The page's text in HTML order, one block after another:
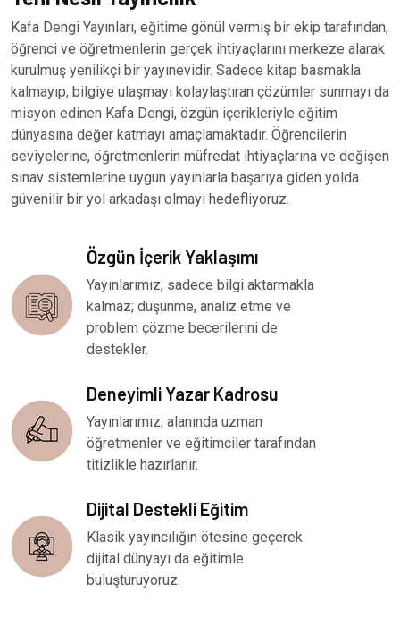
Kafa Dengi Yayınları, eğitime gönül vermiş bir ekip tarafından,
öğrenci ve öğretmenlerin gerçek ihtiyaçlarını merkeze alarak
kurulmuş yenilikçi bir yayınevidir. Sadece kitap basmakla
kalmayıp, bilgiye ulaşmayı kolaylaştıran çözümler sunmayı da
misyon edinen Kafa Dengi, özgün içerikleriyle eğitim
dünyasına değer katmayı amaçlamaktadır. Öğrencilerin
seviyelerine, öğretmenlerin müfredat ihtiyaçlarına ve değişen
sınav sistemlerine uygun yayınlarla başarıya giden yolda
güvenilir bir yol arkadaşı olmayı hedefliyoruz.
Özgün İçerik Yaklaşımı
Yayınlarımız, sadece bilgi aktarmakla
kalmaz; düşünme, analiz etme ve
problem çözme becerilerini de
destekler.
Deneyimli Yazar Kadrosu
Yayınlarımız, alanında uzman
öğretmenler ve eğitimciler tarafından
titizlikle hazırlanır.
Dijital Destekli Eğitim
Klasik yayıncılığın ötesine geçerek
dijital dünyayı da eğitimle
buluşturuyoruz.